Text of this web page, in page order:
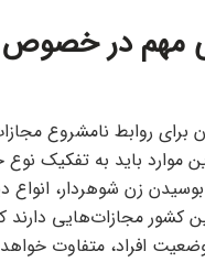
مهم در خصوص
برای روابط نامشروع
موارد باید به تفکیک
زن شوهردار، انواع
کشور مجازات‌هایی دارند
افراد، متفاوت